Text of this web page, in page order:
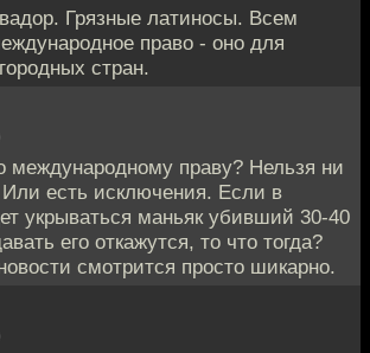
Грязные латиносы. Всем
право - оно для
стран.
международному праву? Нельзя ни
есть исключения. Если в
укрываться маньяк убивший 30-40
его откажутся, то что тогда?
смотрится просто шикарно.